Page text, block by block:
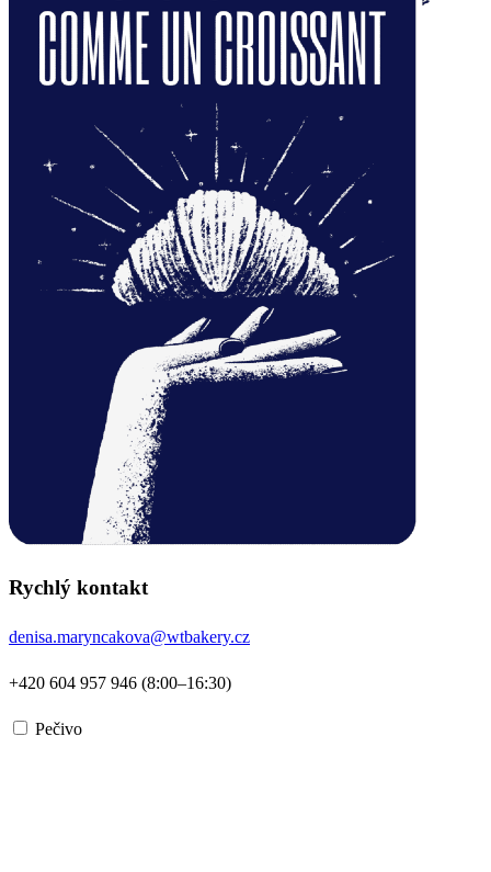
Rychlý kontakt
denisa.maryncakova@wtbakery.cz
+420 604 957 946 (8:00–16:30)
Pečivo